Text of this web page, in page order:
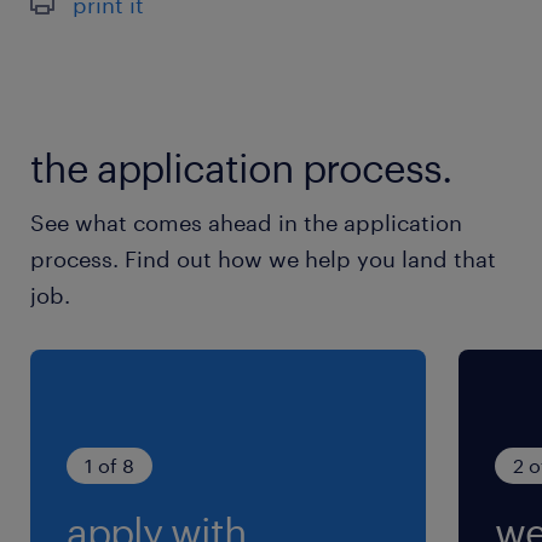
Tout ce que vous devez savoir sur l'offre se
- Salaire: selon expérience
- Horaires de journée
Vous pouvez également bénéficier des
- Prévoyance santé
the application process.
See what comes ahead in the application
process. Find out how we help you land that
job.
1 of 8
apply with
2